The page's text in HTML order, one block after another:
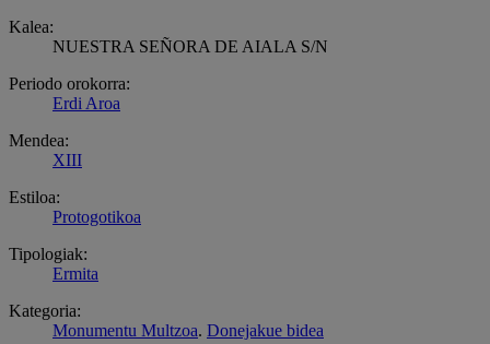
Kalea:
NUESTRA SEÑORA DE AIALA S/N
Periodo orokorra:
Erdi Aroa
Mendea:
XIII
Estiloa:
Protogotikoa
Tipologiak:
Ermita
Kategoria:
Monumentu Multzoa. Donejakue bidea